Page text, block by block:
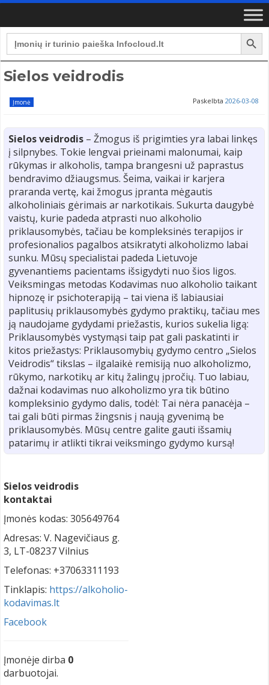
Search
for:
Search Button
Sielos veidrodis
Įmonė Paskelbta 2026-03-08
Sielos veidrodis – Žmogus iš prigimties yra labai linkęs
į silpnybes. Tokie lengvai prieinami malonumai, kaip
rūkymas ir alkoholis, tampa brangesni už paprastus
bendravimo džiaugsmus. Šeima, vaikai ir karjera
praranda vertę, kai žmogus įpranta mėgautis
alkoholiniais gėrimais ar narkotikais. Sukurta daugybė
vaistų, kurie padeda atprasti nuo alkoholio
priklausomybės, tačiau be kompleksinės terapijos ir
profesionalios pagalbos atsikratyti alkoholizmo labai
sunku. Mūsų specialistai padeda Lietuvoje
gyvenantiems pacientams išsigydyti nuo šios ligos.
Veiksmingas metodas Kodavimas nuo alkoholio taikant
hipnozę ir psichoterapiją – tai viena iš labiausiai
paplitusių priklausomybės gydymo praktikų, tačiau mes
ją naudojame gydydami priežastis, kurios sukelia ligą:
Priklausomybės vystymąsi taip pat gali paskatinti ir
kitos priežastys: Priklausomybių gydymo centro „Sielos
Veidrodis“ tikslas – ilgalaikė remisiją nuo alkoholizmo,
rūkymo, narkotikų ar kitų žalingų įpročių. Tuo labiau,
dažnai kodavimas nuo alkoholizmo yra tik būtino
kompleksinio gydymo dalis, todėl: Tai nėra panacėja –
tai gali būti pirmas žingsnis į naują gyvenimą be
priklausomybės. Mūsų centre galite gauti išsamių
patarimų ir atlikti tikrai veiksmingo gydymo kursą!
Sielos veidrodis
kontaktai
Įmonės kodas: 305649764
Adresas: V. Nagevičiaus g.
3, LT-08237 Vilnius
Telefonas: +37063311193
Tinklapis: https://alkoholio-
kodavimas.lt
Facebook
Įmonėje dirba 0
darbuotojai.